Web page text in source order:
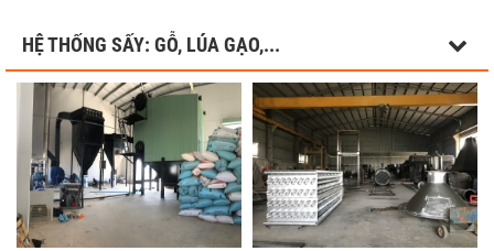
HỆ THỐNG SẤY: GỖ, LÚA GẠO,...